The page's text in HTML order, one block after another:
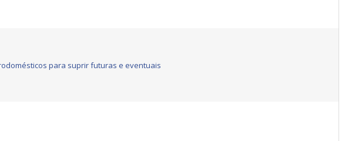
para suprir futuras e eventuais